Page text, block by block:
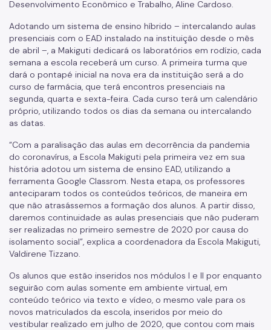
Desenvolvimento Econômico e Trabalho, Aline Cardoso.
Adotando um sistema de ensino híbrido – intercalando aulas
presenciais com o EAD instalado na instituição desde o mês
de abril –, a Makiguti dedicará os laboratórios em rodízio, cada
semana a escola receberá um curso. A primeira turma que
dará o pontapé inicial na nova era da instituição será a do
curso de farmácia, que terá encontros presenciais na
segunda, quarta e sexta-feira. Cada curso terá um calendário
próprio, utilizando todos os dias da semana ou intercalando
as datas.
“Com a paralisação das aulas em decorrência da pandemia
do coronavírus, a Escola Makiguti pela primeira vez em sua
história adotou um sistema de ensino EAD, utilizando a
ferramenta Google Classrom. Nesta etapa, os professores
anteciparam todos os conteúdos teóricos, de maneira em
que não atrasássemos a formação dos alunos. A partir disso,
daremos continuidade as aulas presenciais que não puderam
ser realizadas no primeiro semestre de 2020 por causa do
isolamento social”, explica a coordenadora da Escola Makiguti,
Valdirene Tizzano.
Os alunos que estão inseridos nos módulos I e II por enquanto
seguirão com aulas somente em ambiente virtual, em
conteúdo teórico via texto e vídeo, o mesmo vale para os
novos matriculados da escola, inseridos por meio do
vestibular realizado em julho de 2020, que contou com mais